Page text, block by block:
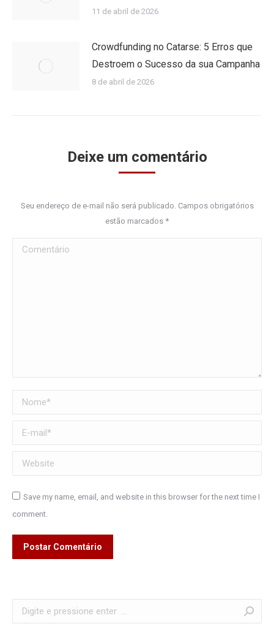
11 de abril de 2026
Crowdfunding no Catarse: 5 Erros que
Destroem o Sucesso da sua Campanha
8 de abril de 2026
Deixe um comentário
Seu endereço de e-mail não será publicado. Campos obrigatórios
estão marcados *
Comentário
Nome *
E-mail *
Website
Save my name, email, and website in this browser for the next time I
comment.
Postar Comentário
Search: